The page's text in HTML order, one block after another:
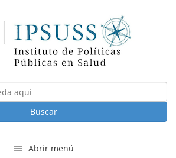
Buscar
Abrir menú